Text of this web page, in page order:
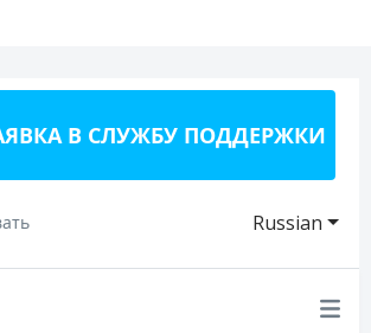
В СЛУЖБУ ПОДДЕРЖКИ
Russian